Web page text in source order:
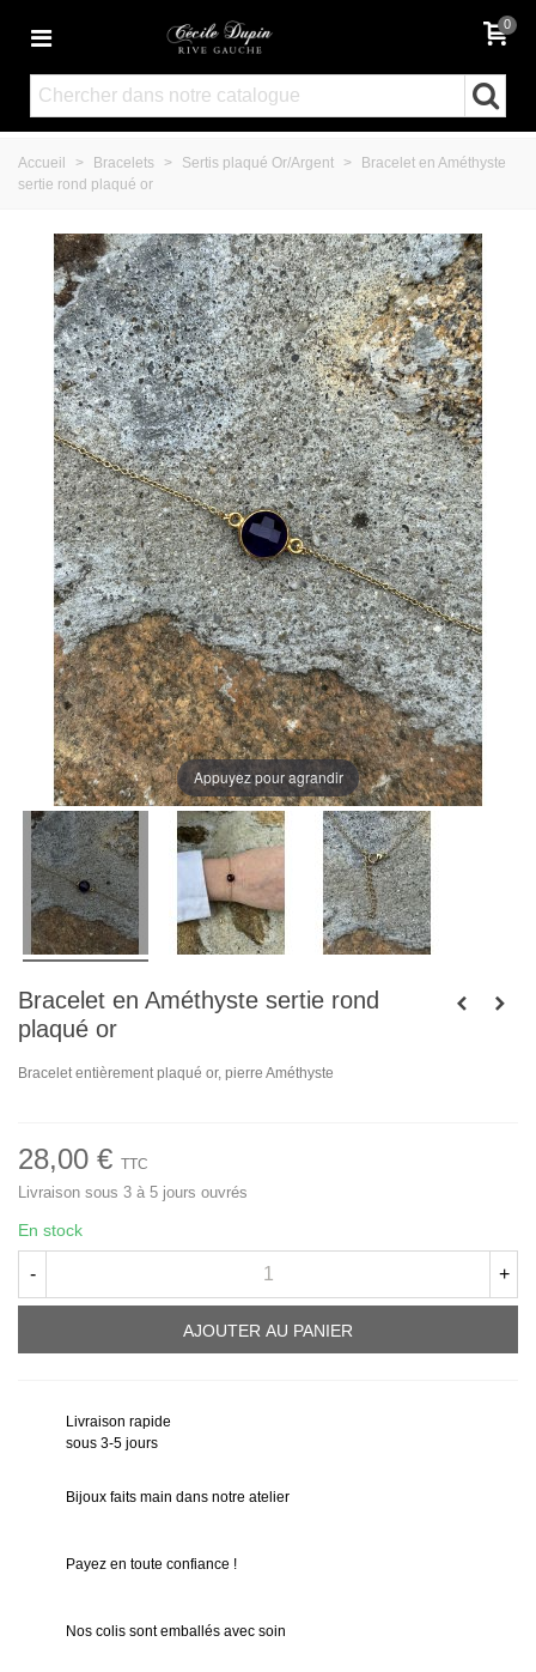
0
Accueil > Bracelets > Sertis plaqué Or/Argent >
Bracelet en Améthyste
sertie rond plaqué or
Appuyez pour agrandir
Bracelet en Améthyste sertie rond
plaqué or
Bracelet entièrement plaqué or, pierre Améthyste
28,00 € TTC
Livraison sous 3 à 5 jours ouvrés
En stock
- +
AJOUTER AU PANIER
Livraison rapide
sous 3-5 jours
Bijoux faits main dans notre atelier
Payez en toute confiance !
Nos colis sont emballés avec soin